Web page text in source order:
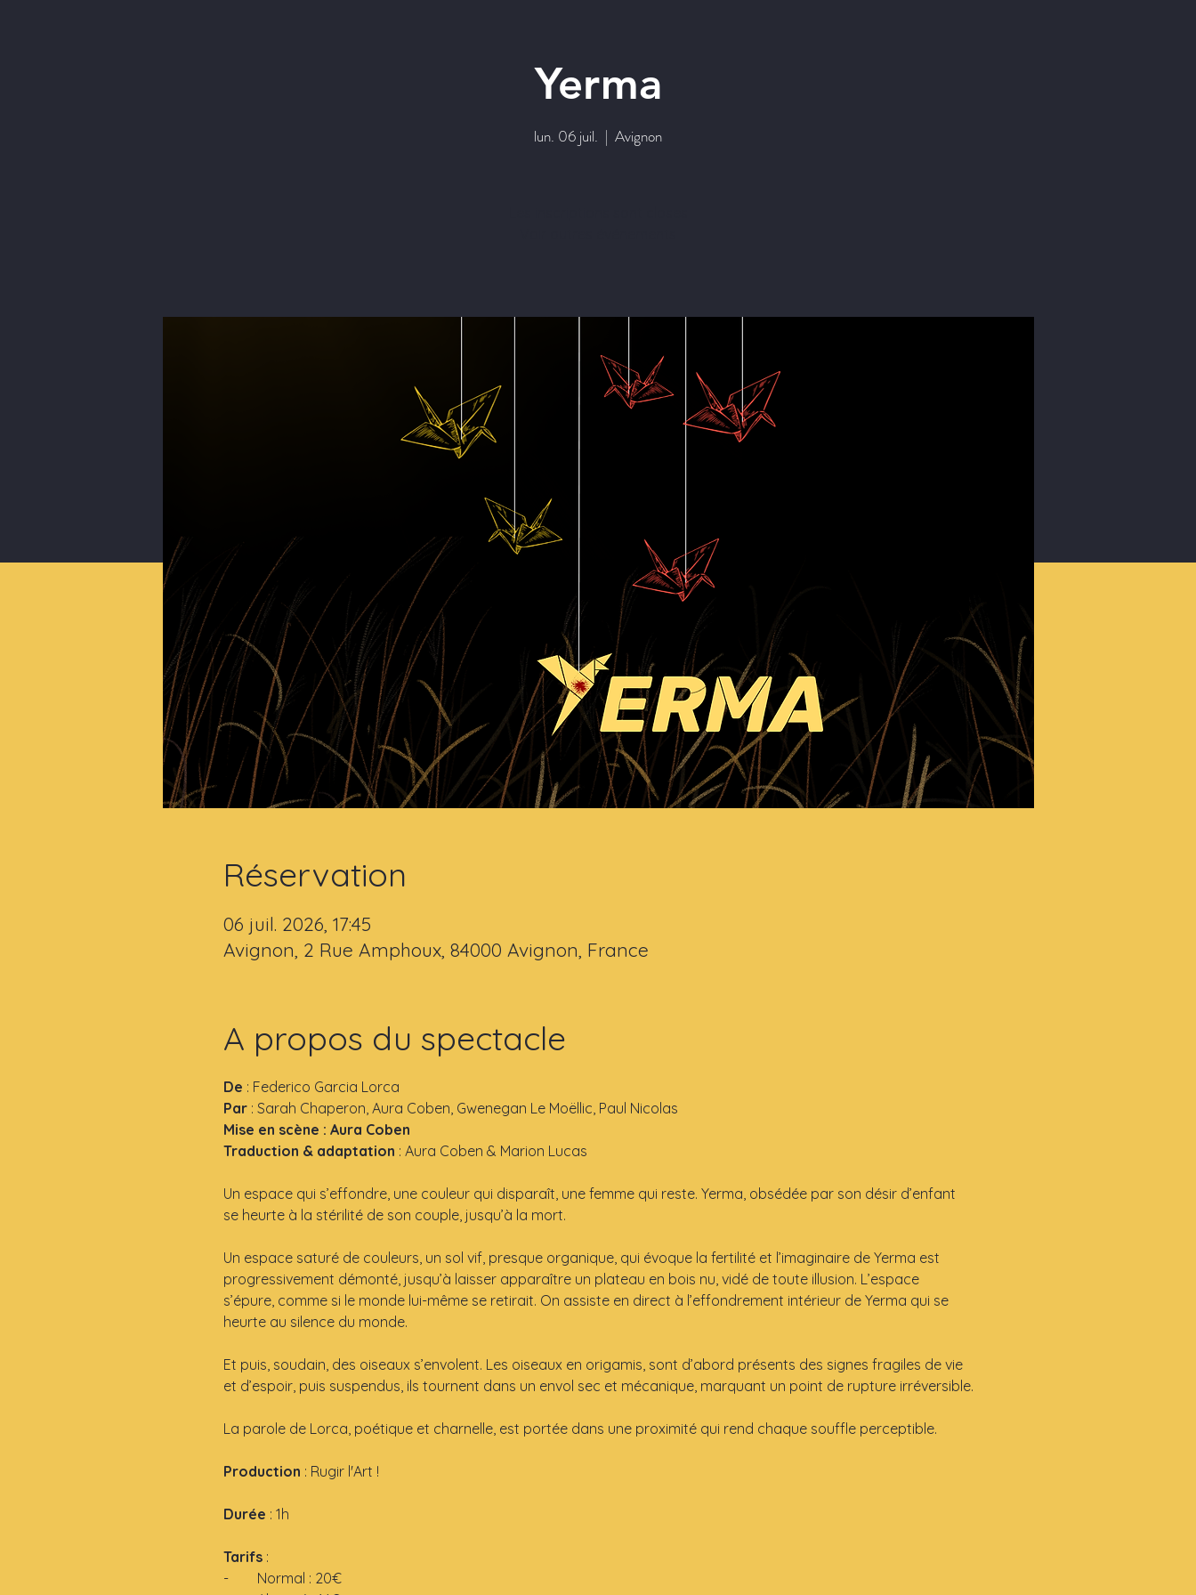
Yerma
lun. 06 juil.
  |
Avignon
Réservation
06 juil. 2026, 17:45
Avignon, 2 Rue Amphoux, 84000 Avignon, France
A propos du spectacle
De : Federico Garcia Lorca
Par : Sarah Chaperon, Aura Coben, Gwenegan Le Moëllic, Paul Nicolas
Mise en scène : Aura Coben
Traduction & adaptation : Aura Coben & Marion Lucas
Un espace qui s’effondre, une couleur qui disparaît, une femme qui reste. Yerma, obsédée par son désir d’enfant
se heurte à la stérilité de son couple, jusqu’à la mort.
Un espace saturé de couleurs, un sol vif, presque organique, qui évoque la fertilité et l’imaginaire de Yerma est
progressivement démonté, jusqu’à laisser apparaître un plateau en bois nu, vidé de toute illusion. L’espace
s’épure, comme si le monde lui-même se retirait. On assiste en direct à l’effondrement intérieur de Yerma qui se
heurte au silence du monde.
Et puis, soudain, des oiseaux s’envolent. Les oiseaux en origamis, sont d’abord présents des signes fragiles de vie
et d’espoir, puis suspendus, ils tournent dans un envol sec et mécanique, marquant un point de rupture irréversible.
La parole de Lorca, poétique et charnelle, est portée dans une proximité qui rend chaque souffle perceptible.
Production : Rugir l'Art !
Durée : 1h
Tarifs :
-        Normal : 20€